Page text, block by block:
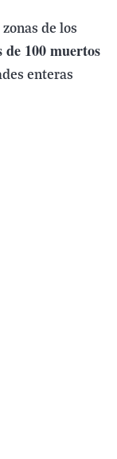
de los
de 100 muertos
enteras